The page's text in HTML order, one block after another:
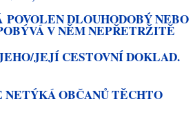
DLOUHODOBÝ NEBO
V NĚM NEPŘETRŽITĚ
JEJÍ CESTOVNÍ DOKLAD.
NETÝKÁ OBČANŮ TĚCHTO